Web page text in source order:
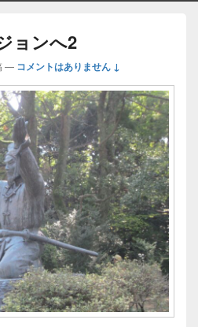
ョンへ2
— コメントはありません ↓